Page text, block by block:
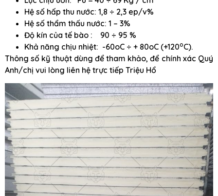
Hệ số hấp thu nước: 1,8 ÷ 2,3 ep/v%
Hệ số thẩm thấu nước: 1 – 3%
Độ kín của tế bào : 90 ÷ 95 %
Khả năng chịu nhiệt: -60oC ÷ + 80oC (+120oC).
Thông số kỹ thuật dùng để tham khảo, để chính xác Quý
Anh/chị vui lòng liên hệ trực tiếp Triệu Hổ